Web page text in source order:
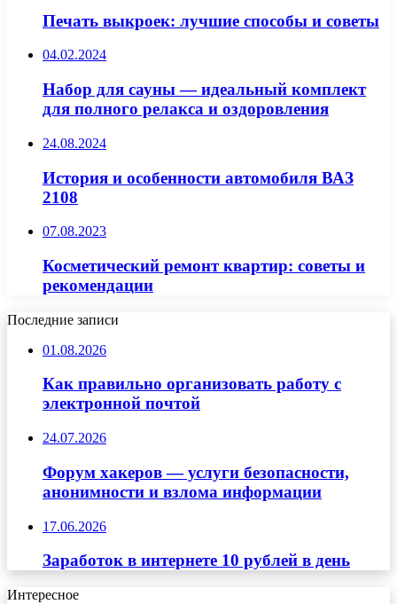
Печать выкроек: лучшие способы и советы
04.02.2024
Набор для сауны — идеальный комплект
для полного релакса и оздоровления
24.08.2024
История и особенности автомобиля ВАЗ
2108
07.08.2023
Косметический ремонт квартир: советы и
рекомендации
Последние записи
01.08.2026
Как правильно организовать работу с
электронной почтой
24.07.2026
Форум хакеров — услуги безопасности,
анонимности и взлома информации
17.06.2026
Заработок в интернете 10 рублей в день
Интересное